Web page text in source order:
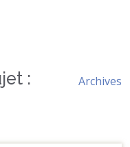
: Archives